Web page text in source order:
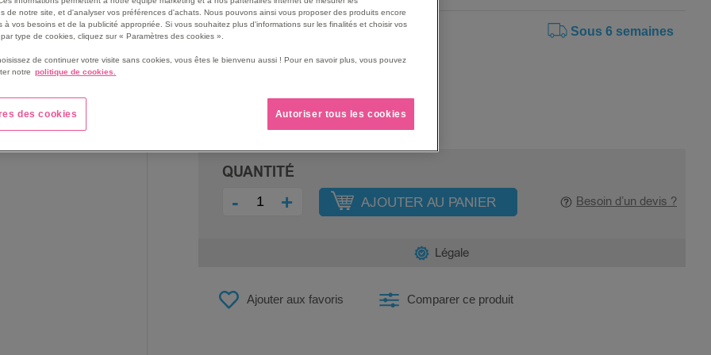
Sous 6 semaines
2 015,00 €
QUANTITÉ
- + AJOUTER AU PANIER Besoin d’un devis ?
Ajouter aux favoris Comparer ce produit
Légale
de notre site, et d'analyser vos préférences d'achats. Nous pouvons ainsi vous proposer des produits encore
à vos besoins et de la publicité appropriée. Si vous souhaitez plus d'informations sur les finalités et choisir vos
type de cookies, cliquez sur « Paramètres des cookies ».
de continuer votre visite sans cookies, vous êtes le bienvenu aussi ! Pour en savoir plus, vous pouvez
notre politique de cookies.
des cookies Autoriser tous les cookies